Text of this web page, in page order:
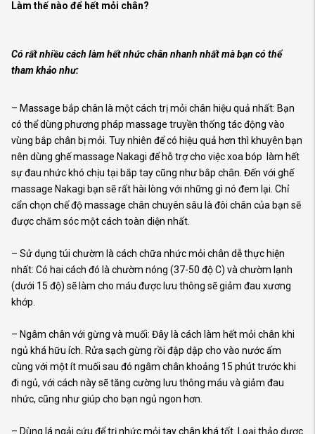
Làm thế nào để hết mỏi chân?
Có rất nhiều cách làm hết nhức chân nhanh nhất mà bạn có thể
tham khảo như:
– Massage bắp chân là một cách trị mỏi chân hiệu quả nhất: Bạn
có thể dùng phương pháp massage truyền thống tác động vào
vùng bắp chân bị mỏi. Tuy nhiên để có hiệu quả hơn thì khuyên bạn
nên dùng ghế massage Nakagi để hỗ trợ cho việc xoa bóp làm hết
sự đau nhức khó chịu tại bắp tay cũng như bắp chân. Đến với ghế
massage Nakagi bạn sẽ rất hài lòng với những gì nó đem lại. Chỉ
cẩn chọn chế độ massage chân chuyên sâu là đôi chân của bạn sẽ
được chăm sóc một cách toàn diện nhất.
– Sử dụng túi chườm là cách chữa nhức mỏi chân dễ thực hiện
nhất: Có hai cách đó là chườm nóng (37-50 độ C) và chườm lạnh
(dưới 15 độ) sẽ làm cho máu được lưu thông sẽ giảm đau xương
khớp.
– Ngâm chân với gừng và muối: Đây là cách làm hết mỏi chân khi
ngủ khá hữu ích. Rửa sạch gừng rồi đập dập cho vào nước ấm
cùng với một ít muối sau đó ngâm chân khoảng 15 phút trước khi
đi ngủ, với cách này sẽ tăng cường lưu thông máu và giảm đau
nhức, cũng như giúp cho bạn ngủ ngon hơn.
– Dùng lá ngải cứu để trị nhức mỏi tay chân khá tốt. Loại thảo dược